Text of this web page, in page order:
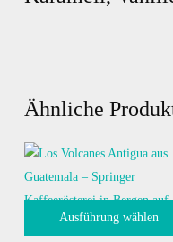
Ähnliche
Ausführung wählen